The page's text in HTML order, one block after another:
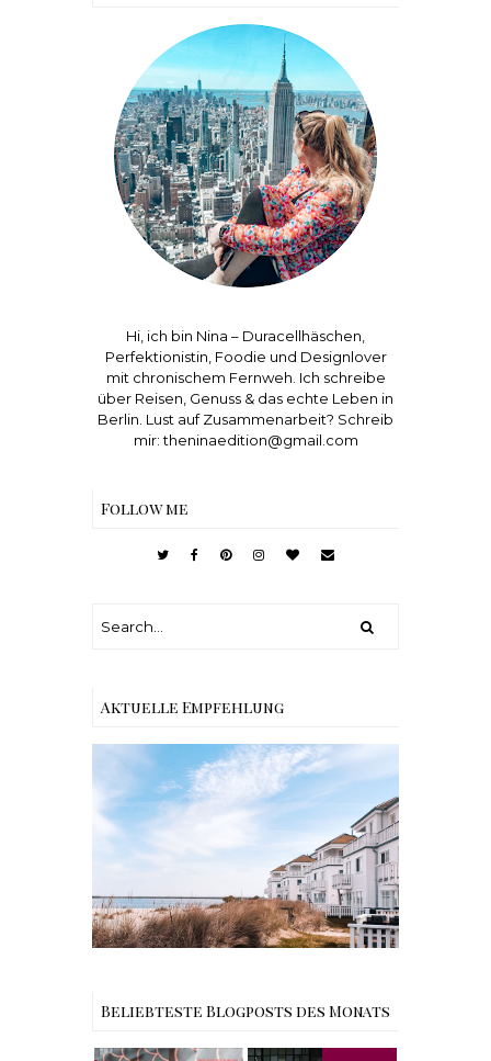
Hi, ich bin Nina – Duracellhäschen,
Perfektionistin, Foodie und Designlover
mit chronischem Fernweh. Ich schreibe
über Reisen, Genuss & das echte Leben in
Berlin. Lust auf Zusammenarbeit? Schreib
mir: theninaedition@gmail.com
Follow me
Aktuelle Empfehlung
Reisen - Schleiregion
Beliebteste Blogposts des Monats